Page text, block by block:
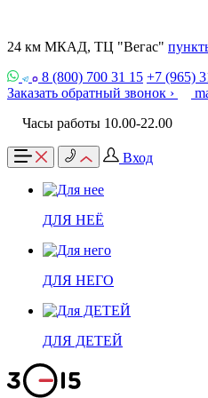
24 км МКАД, ТЦ "Вегас"
8 (800) 700 31 15 +7 (965)
Заказать обратный звонок ›
Часы работы 10.00-22.00
Вход
ДЛЯ НЕЁ
ДЛЯ НЕГО
ДЛЯ ДЕТЕЙ